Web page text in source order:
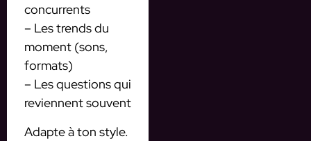
concurrents
– Les trends du
moment (sons,
formats)
– Les questions qui
reviennent souvent
Adapte à ton style.